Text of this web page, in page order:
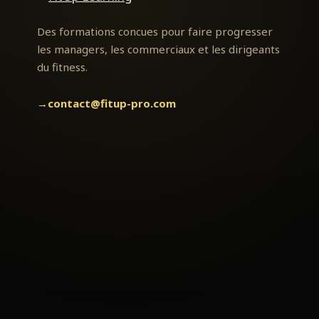
Des formations concues pour faire progresser
les managers, les commerciaux et les dirigeants
du fitness.
→ contact@fitup-pro.com